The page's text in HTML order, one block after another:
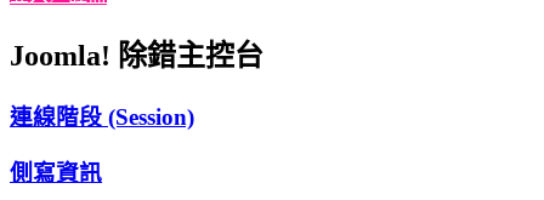
Joomla! 除錯主控台
連線階段 (Session)
側寫資訊